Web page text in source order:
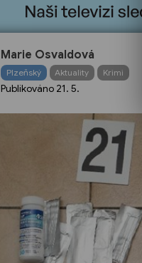
Marie Osvaldová
Plzeňský Aktuality Krimi
Publikováno 21. 5.